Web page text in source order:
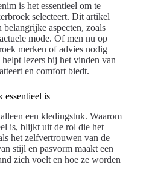
is het essentieel om te
selecteert. Dit artikel
aspecten, zoals
mode. Of men nu op
merken of advies nodig
lezers bij het vinden van
en comfort biedt.
essentieel is
een kledingstuk. Waarom
is, blijkt uit de rol die het
het zelfvertrouwen van de
stijl en pasvorm maakt een
zich voelt en hoe ze worden